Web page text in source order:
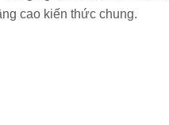
cao kiến thức chung.